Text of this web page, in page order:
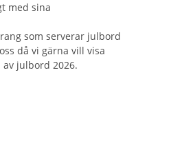
med sina
som serverar julbord
då vi gärna vill visa
julbord 2026.